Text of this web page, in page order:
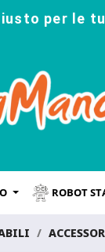
per le
ROBOT